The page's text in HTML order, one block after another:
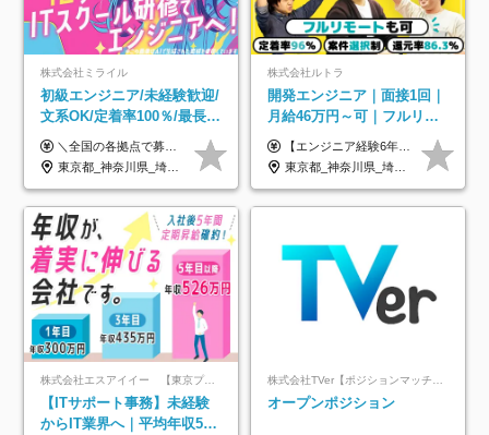
株式会社ミライル
初級エンジニア/未経験歓迎/
文系OK/定着率100％/最長1
年の自社ITスクール研修あ
り/年休130日
＼全国の各拠点で募集中！／ 給与は以下の通り、勤務地により異なります。 札幌：月給23万円～27万円 仙台：月給22万円～26万円 新潟：月給22万円～26万円 東京：月給26万円～30万円 大阪：月給24万円～29万円 福岡：月給23.5万円～27万円 沖縄：月給21万円～26万円 ◎給与は知識や経験を考慮して決定します。 ◎残業は別途全額支給します。 ◎試用期間12カ月あり（給与は以下の通りです。その他条件に変更はありません） （試用期間の給与） 札幌：月給18.6万円～ 仙台：月給19万円～ 新潟：月給18万円～ 東京：月給22万円～ 大阪：月給20.8万円～ 福岡：月給19万円～ 沖縄：月給18万円～
東京都_神奈川県_埼玉県_千葉県_大阪府_愛知県_北海道_青森県_岩手県_宮城県_秋田県_山形県_福島県_茨城県_栃木県_群馬県_新潟県_山梨県_長野県_富山県_石川県_福井県_静岡県_岐阜県_三重県_兵庫県_京都府_滋賀県_奈良県_和歌山県_広島県_岡山県_鳥取県_島根県_山口県_徳島県_香川県_愛媛県_高知県_福岡県_熊本県_佐賀県_長崎県_大分県_宮崎県_鹿児島県_沖縄県
株式会社ルトラ
開発エンジニア｜面接1回｜
月給46万円～可｜フルリモ
ートも可｜案件選択制｜定
着率96％以上｜副業OK｜住
宅手当
【エンジニア経験6年以上の方】 月給46万円～100万円（固定残業代含む） ※上記月給には月30時間分の固定残業代（月8万7,400円～月19万円）を含む。超過分は全額支給。 【エンジニア経験4年以上の方】 月給42万円～100万円（固定残業代含む） ※上記月給には月30時間分の固定残業代（月7万9,800円～月19万円）を含む。超過分は全額支給。 【エンジニア経験4年未満の方】 月給38万円～100万円（固定残業代含む） ※上記月給には月30時間分の固定残業代（月7万2,200円～月19万円）を含む。超過分は全額支給。 ※経験、スキル、前職給与などを踏まえて決定。 ◆ルトラの給与制度のポイント！◆ ・社員の95%が入社時に年収UP！最高で300万円UPの実績も ・平均還元率86.3%（交通費・住宅手当・会社負担分の社保も含む） ・人柄やポテンシャルを評価し、スキル以上の希望年収を提示することも ・退職金制度やリファラル手当（平均50万円）あり
東京都_神奈川県_埼玉県_千葉県_大阪府_愛知県_北海道_青森県_岩手県_宮城県_秋田県_山形県_福島県_茨城県_栃木県_群馬県_新潟県_山梨県_長野県_富山県_石川県_福井県_静岡県_岐阜県_三重県_兵庫県_京都府_滋賀県_奈良県_和歌山県_広島県_岡山県_鳥取県_島根県_山口県_徳島県_香川県_愛媛県_高知県_福岡県_熊本県_佐賀県_長崎県_大分県_宮崎県_鹿児島県_沖縄県
株式会社エスアイイー 【東京プロマーケット上場】
【ITサポート事務】未経験
からIT業界へ｜平均年収517
株式会社TVer【ポジションマッチ登録】
オープンポジション